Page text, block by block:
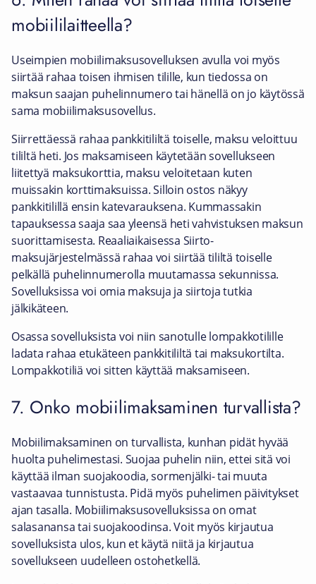
mobiililaitteella?
Useimpien mobiilimaksusovelluksen avulla voi myös
siirtää rahaa toisen ihmisen tilille, kun tiedossa on
maksun saajan puhelinnumero tai hänellä on jo käytössä
sama mobiilimaksusovellus.
Siirrettäessä rahaa pankkitililtä toiselle, maksu veloittuu
tililtä heti. Jos maksamiseen käytetään sovellukseen
liitettyä maksukorttia, maksu veloitetaan kuten
muissakin korttimaksuissa. Silloin ostos näkyy
pankkitilillä ensin katevarauksena. Kummassakin
tapauksessa saaja saa yleensä heti vahvistuksen maksun
suorittamisesta. Reaaliaikaisessa Siirto-
maksujärjestelmässä rahaa voi siirtää tililtä toiselle
pelkällä puhelinnumerolla muutamassa sekunnissa.
Sovelluksissa voi omia maksuja ja siirtoja tutkia
jälkikäteen.
Osassa sovelluksista voi niin sanotulle lompakkotilille
ladata rahaa etukäteen pankkitililtä tai maksukortilta.
Lompakkotiliä voi sitten käyttää maksamiseen.
7. Onko mobiilimaksaminen turvallista?
Mobiilimaksaminen on turvallista, kunhan pidät hyvää
huolta puhelimestasi. Suojaa puhelin niin, ettei sitä voi
käyttää ilman suojakoodia, sormenjälki- tai muuta
vastaavaa tunnistusta. Pidä myös puhelimen päivitykset
ajan tasalla. Mobiilimaksusovelluksissa on omat
salasanansa tai suojakoodinsa. Voit myös kirjautua
sovelluksista ulos, kun et käytä niitä ja kirjautua
sovellukseen uudelleen ostohetkellä.